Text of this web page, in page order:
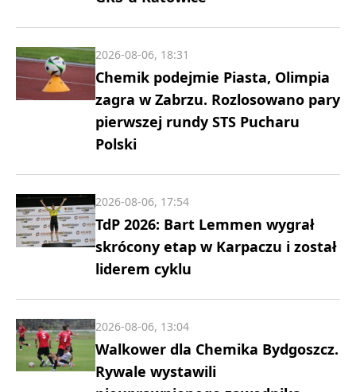
Chemik podejmie Piasta, Olimpia
zagra w Zabrzu. Rozlosowano pary
pierwszej rundy STS Pucharu
Polski
2026-08-06, 18:31
TdP 2026: Bart Lemmen wygrał
skrócony etap w Karpaczu i został
liderem cyklu
2026-08-06, 17:54
Walkower dla Chemika Bydgoszcz.
Rywale wystawili
2026-08-06, 13:04